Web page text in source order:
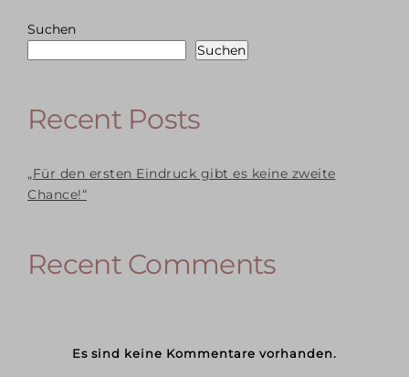
Suchen
Suchen
Recent Posts
„Für den ersten Eindruck gibt es keine zweite
Chance!“
Recent Comments
Es sind keine Kommentare vorhanden.